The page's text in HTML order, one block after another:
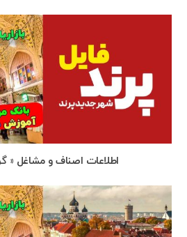
اطلاعات اصناف و مشاغل ‌«